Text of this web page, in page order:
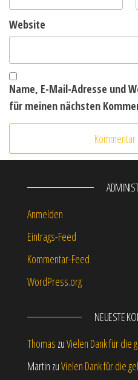
Website
Name, E-Mail-Adresse und
für meinen nächsten
Anmelden
Eintrags-Feed
Kommentar-Feed
WordPress.org
NEUESTE
Thomas zuVielen Dank für die
Martin zuVielen Dank für die